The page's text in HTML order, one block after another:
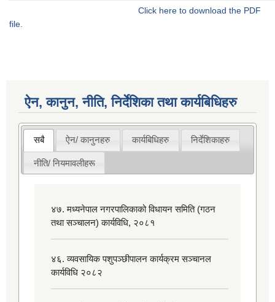
Click here to download the PDF
file.
ऐन, कानुन, नीति, निर्देशिका तथा कार्यबिधिहरु
सबै ऐन/ कानुनहरु कार्यबिधिहरु निर्देशिकाहरु
नीति/ नियमावलीहरू
४७. मध्यनेपाल नगरपालिकाको विधायन समिति (गठन
तथा सञ्चालन) कार्यविधि, २०८१
४६. व्यवसायिक पशुपञ्छीपालन कार्यक्रम सञ्चानल
कार्यविधि २०८२